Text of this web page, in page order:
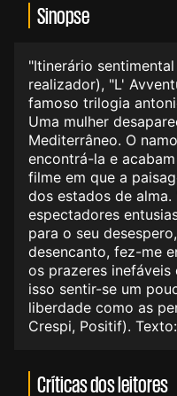
Sinopse
"Itinerário
realizador), "L'
famoso trilogia
Uma mulher
Mediterrâneo. O
encontrá-la e
filme em que a
dos estados de
espectadores
para o seu
desencanto, fez-me
os prazeres inefáveis
isso sentir-se um
liberdade como as
Crespi, Positif).
Críticas dos leitores